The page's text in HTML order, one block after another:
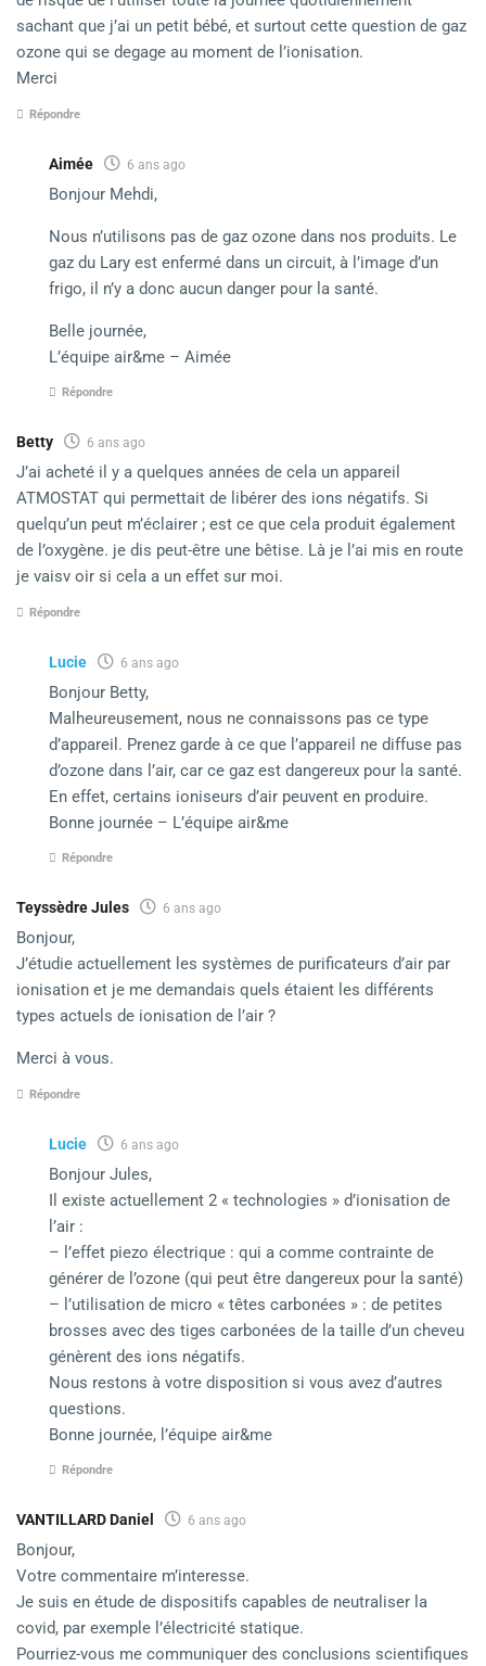
sachant que j’ai un petit bébé, et surtout cette question de gaz
ozone qui se degage au moment de l’ionisation.
Merci
Répondre
Aimée 6 ans ago
Bonjour Mehdi,
Nous n’utilisons pas de gaz ozone dans nos produits. Le
gaz du Lary est enfermé dans un circuit, à l’image d’un
frigo, il n’y a donc aucun danger pour la santé.
Belle journée,
L’équipe air&me – Aimée
Répondre
Betty 6 ans ago
J’ai acheté il y a quelques années de cela un appareil
ATMOSTAT qui permettait de libérer des ions négatifs. Si
quelqu’un peut m’éclairer ; est ce que cela produit également
de l’oxygène. je dis peut-être une bêtise. Là je l’ai mis en route
je vaisv oir si cela a un effet sur moi.
Répondre
Lucie 6 ans ago
Bonjour Betty,
Malheureusement, nous ne connaissons pas ce type
d’appareil. Prenez garde à ce que l’appareil ne diffuse pas
d’ozone dans l’air, car ce gaz est dangereux pour la santé.
En effet, certains ioniseurs d’air peuvent en produire.
Bonne journée – L’équipe air&me
Répondre
Teyssèdre Jules 6 ans ago
Bonjour,
J’étudie actuellement les systèmes de purificateurs d’air par
ionisation et je me demandais quels étaient les différents
types actuels de ionisation de l’air ?
Merci à vous.
Répondre
Lucie 6 ans ago
Bonjour Jules,
Il existe actuellement 2 « technologies » d’ionisation de
l’air :
– l’effet piezo électrique : qui a comme contrainte de
générer de l’ozone (qui peut être dangereux pour la santé)
– l’utilisation de micro « têtes carbonées » : de petites
brosses avec des tiges carbonées de la taille d’un cheveu
génèrent des ions négatifs.
Nous restons à votre disposition si vous avez d’autres
questions.
Bonne journée, l’équipe air&me
Répondre
VANTILLARD Daniel 6 ans ago
Bonjour,
Votre commentaire m’interesse.
Je suis en étude de dispositifs capables de neutraliser la
covid, par exemple l’électricité statique.
Pourriez-vous me communiquer des conclusions scientifiques